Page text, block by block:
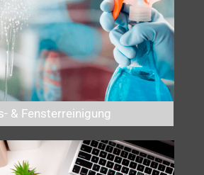
& Fensterreinigung